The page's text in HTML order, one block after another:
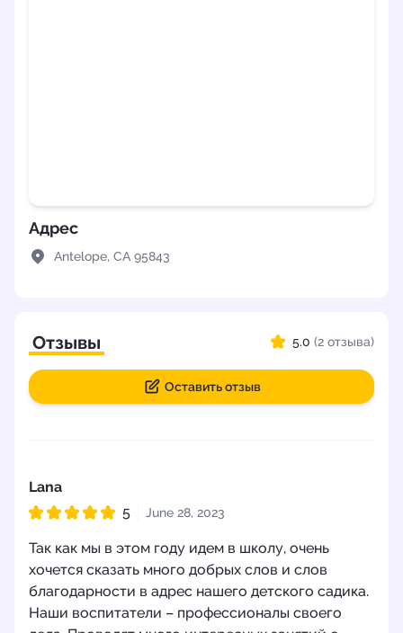
Адрес
Antelope, CA 95843
Отзывы 5.0 (2 отзыва)
Оставить отзыв
Lana
5 June 28, 2023
Так как мы в этом году идем в школу, очень
хочется сказать много добрых слов и слов
благодарности в адрес нашего детского садика.
Наши воспитатели – профессионалы своего